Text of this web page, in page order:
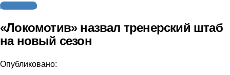
Другие виды
«Локомотив» назвал тренерский штаб
на новый сезон
Опубликовано: